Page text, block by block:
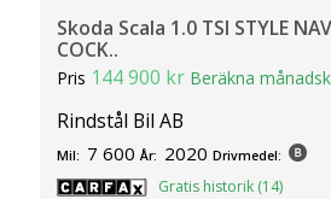
Skoda Scala 1.0 TSI STYLE
COCK..
Pris 144 900 kr Beräkna
Rindstål Bil AB
Mil: 7 600 År: 2020 Drivmedel:
Gratis historik (14)